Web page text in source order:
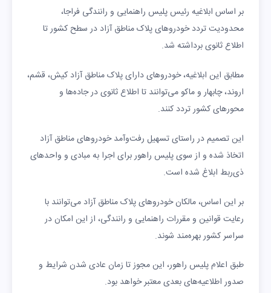
بر اساس ابلاغیه رئیس پلیس راهنمایی و رانندگی فراجا،
محدودیت تردد خودروهای پلاک مناطق آزاد در سطح کشور تا
اطلاع ثانوی برداشته شد.
مطابق این ابلاغیه، خودروهای دارای پلاک مناطق آزاد کیش، قشم،
اروند، چابهار و ماکو می‌توانند تا اطلاع ثانوی در جاده‌ها و
محورهای کشور تردد کنند.
این تصمیم در راستای تسهیل رفت‌وآمد خودروهای مناطق آزاد
اتخاذ شده و از سوی پلیس راهور برای اجرا به مبادی و واحدهای
ذی‌ربط ابلاغ شده است.
بر این اساس، مالکان خودروهای پلاک مناطق آزاد می‌توانند با
رعایت قوانین و مقررات راهنمایی و رانندگی، از این امکان در
سراسر کشور بهره‌مند شوند.
طبق اعلام پلیس راهور، این مجوز تا زمان عادی شدن شرایط و
صدور اطلاعیه‌های بعدی معتبر خواهد بود.